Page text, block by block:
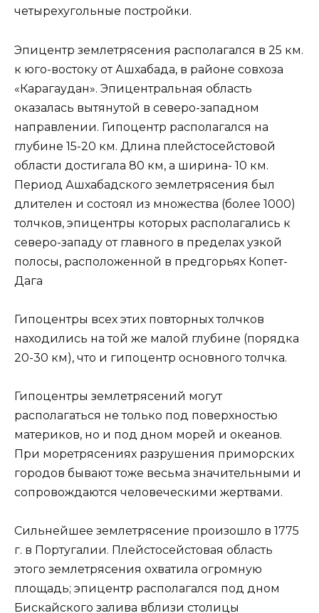
четырехугольные постройки.
Эпицентр землетрясения располагался в 25 км.
к юго-востоку от Ашхабада, в районе совхоза
«Карагаудан». Эпицентральная область
оказалась вытянутой в северо-западном
направлении. Гипоцентр располагался на
глубине 15-20 км. Длина плейстосейстовой
области достигала 80 км, а ширина- 10 км.
Период Ашхабадского землетрясения был
длителен и состоял из множества (более 1000)
толчков, эпицентры которых располагались к
северо-западу от главного в пределах узкой
полосы, расположенной в предгорьях Копет-
Дага
Гипоцентры всех этих повторных толчков
находились на той же малой глубине (порядка
20-30 км), что и гипоцентр основного толчка.
Гипоцентры землетрясений могут
располагаться не только под поверхностью
материков, но и под дном морей и океанов.
При моретрясениях разрушения приморских
городов бывают тоже весьма значительными и
сопровождаются человеческими жертвами.
Сильнейшее землетрясение произошло в 1775
г. в Португалии. Плейстосейстовая область
этого землетрясения охватила огромную
площадь; эпицентр располагался под дном
Бискайского залива вблизи столицы